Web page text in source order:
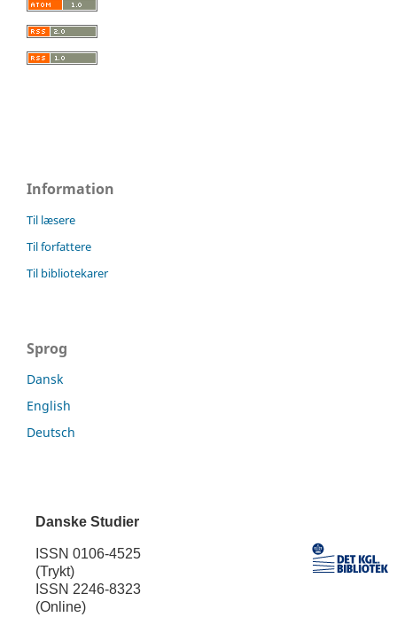
Information
Til læsere
Til forfattere
Til bibliotekarer
Sprog
Dansk
English
Deutsch
Danske Studier
ISSN 0106-4525
(Trykt)
ISSN 2246-8323
(Online)